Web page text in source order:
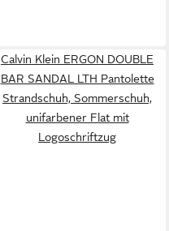
Calvin Klein ERGON DOUBLE
BAR SANDAL LTH Pantolette
Strandschuh, Sommerschuh,
unifarbener Flat mit
Logoschriftzug